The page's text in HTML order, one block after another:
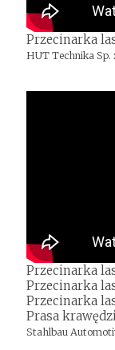
Przecinarka
HUT Technika Sp.
Przecinarka
Przecinarka
Przecinarka
Prasa
Stahlbau